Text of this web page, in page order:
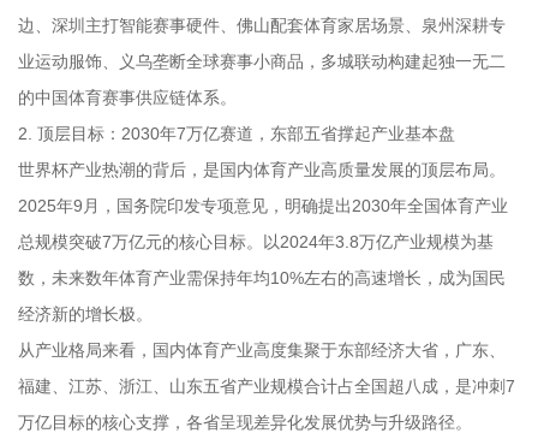
边、深圳主打智能赛事硬件、佛山配套体育家居场景、泉州深耕专
业运动服饰、义乌垄断全球赛事小商品，多城联动构建起独一无二
的中国体育赛事供应链体系。
2. 顶层目标：2030年7万亿赛道，东部五省撑起产业基本盘
世界杯产业热潮的背后，是国内体育产业高质量发展的顶层布局。
2025年9月，国务院印发专项意见，明确提出2030年全国体育产业
总规模突破7万亿元的核心目标。以2024年3.8万亿产业规模为基
数，未来数年体育产业需保持年均10%左右的高速增长，成为国民
经济新的增长极。
从产业格局来看，国内体育产业高度集聚于东部经济大省，广东、
福建、江苏、浙江、山东五省产业规模合计占全国超八成，是冲刺7
万亿目标的核心支撑，各省呈现差异化发展优势与升级路径。